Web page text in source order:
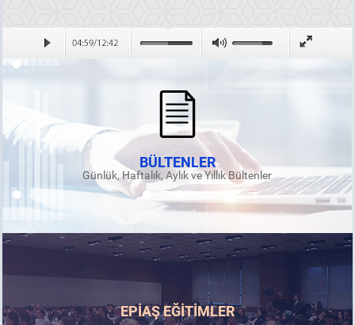
BÜLTENLER
Günlük, Haftalık, Aylık ve Yıllık Bültenler
EPİAŞ EĞİTİMLER